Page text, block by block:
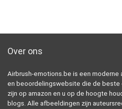
Over ons
Airbrush-emotions.be is een moderne
en beoordelingswebsite die de
zijn op amazon en u op de hoogte
blogs. Alle afbeeldingen zijn